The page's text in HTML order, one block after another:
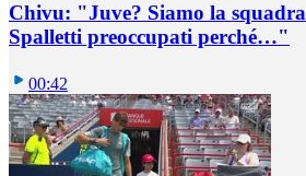
Chivu: "Juve? Siamo la
Spalletti preoccupati perché…"
00:42